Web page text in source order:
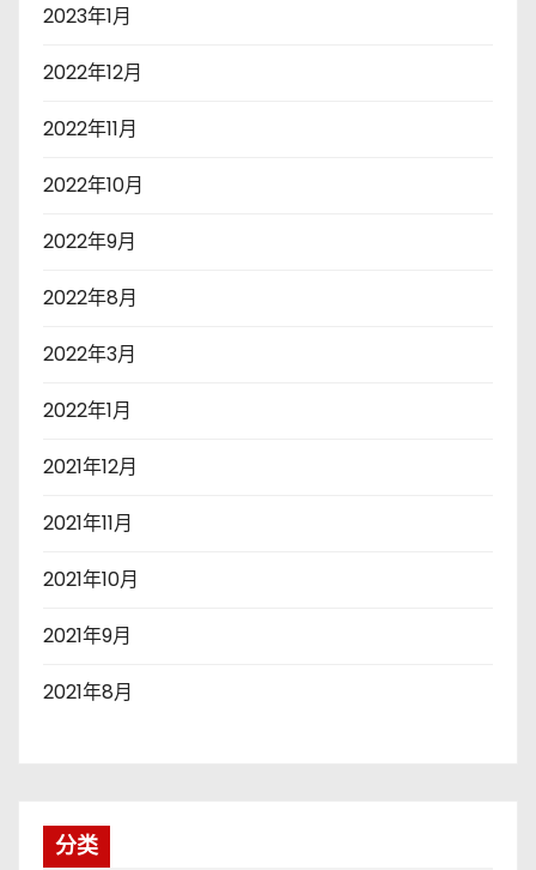
2023年1月
2022年12月
2022年11月
2022年10月
2022年9月
2022年8月
2022年3月
2022年1月
2021年12月
2021年11月
2021年10月
2021年9月
2021年8月
分类